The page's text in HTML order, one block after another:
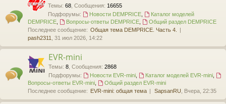
л
Темы: 68, Сообщения: 16655
Подфорумы:
Новости DEMPRICE,
Каталог моделей
DEMPRICE, Вопросы-ответы DEMPRICE,
Общий раздел DEMPRICE
Последнее сообщение: Общая тема DEMPRICE. Часть 4.
pash2311, 31 июл 2026, 14:22
EVR-mini
Темы: 8, Сообщения: 2868
Подфорумы:
Новости EVR-mini, Каталог моделей EVR-mini,
Вопросы-ответы EVR-mini,
Общий раздел EVR-mini
Последнее сообщение:
EVR-mini: общая тема SapsanRU, Вчера, 22:35